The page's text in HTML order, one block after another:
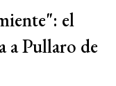
el
a Pullaro de